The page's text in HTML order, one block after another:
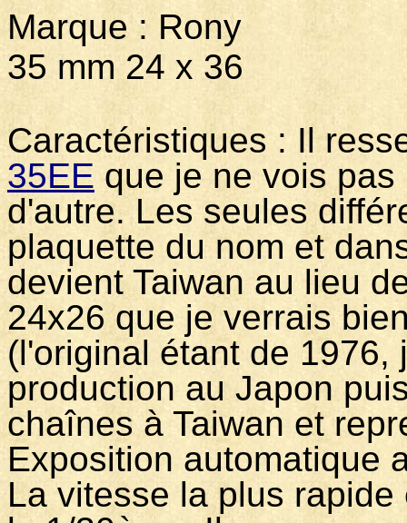
Marque : Rony
35 mm 24 x 36
Caractéristiques : Il
35EEque je ne vois pas
d'autre. Les seules
plaquette du nom et
devient Taiwan au lieu
24x26 que je verrais
(l'original étant de
production au Japon
chaînes à Taiwan et
Exposition automatique
La vitesse la plus